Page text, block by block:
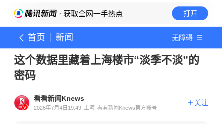
· 获取全网一手热点 打开
首页 新闻 无障碍
这个数据里藏着上海楼市“淡季不淡”的
密码
看看新闻Knews
2026年7月4日19:49 上海 看看新闻Knews官方账号
关注